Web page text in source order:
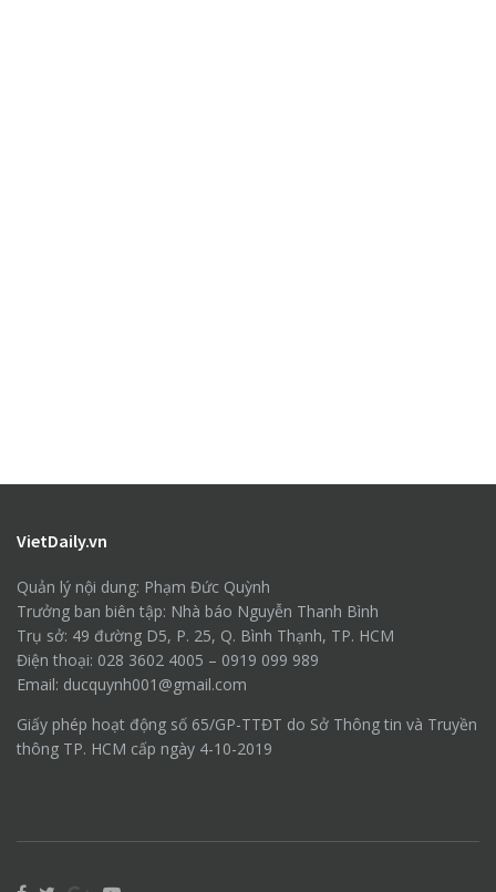
VietDaily.vn
Quản lý nội dung: Phạm Đức Quỳnh
Trưởng ban biên tập: Nhà báo Nguyễn Thanh Bình
Trụ sở: 49 đường D5, P. 25, Q. Bình Thạnh, TP. HCM
Điện thoại: 028 3602 4005 – 0919 099 989
Email: ducquynh001@gmail.com
Giấy phép hoạt động số 65/GP-TTĐT do Sở Thông tin và Truyền
thông TP. HCM cấp ngày 4-10-2019